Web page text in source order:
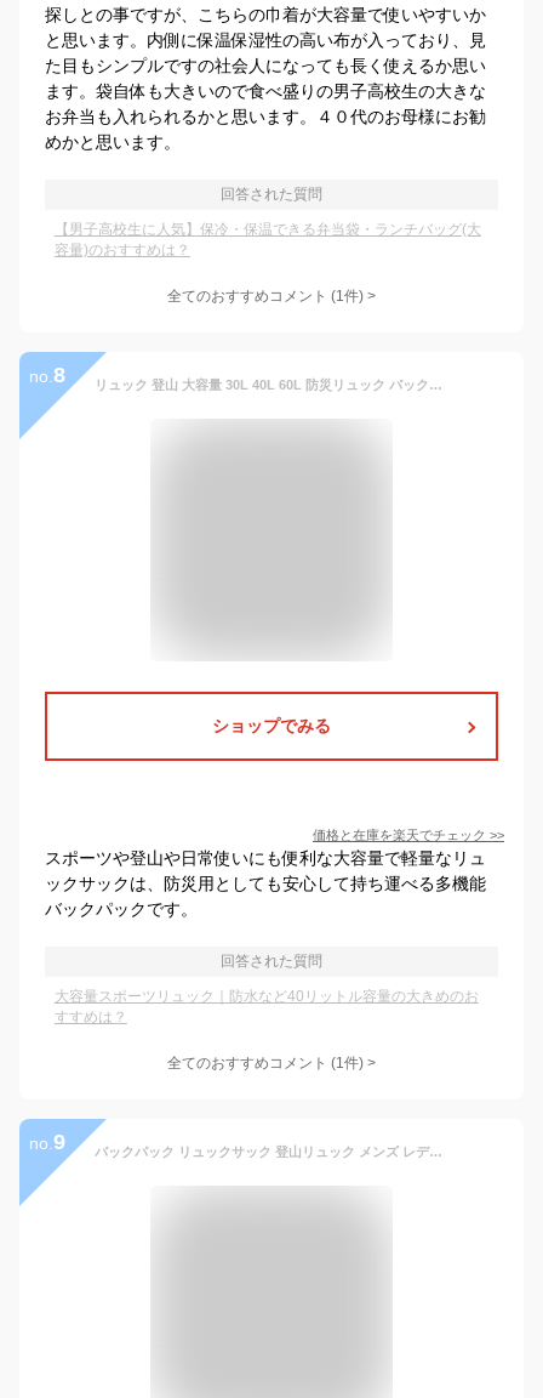
探しとの事ですが、こちらの巾着が大容量で使いやすいか
と思います。内側に保温保湿性の高い布が入っており、見
た目もシンプルですの社会人になっても長く使えるか思い
ます。袋自体も大きいので食べ盛りの男子高校生の大きな
お弁当も入れられるかと思います。４０代のお母様にお勧
めかと思います。
回答された質問
【男子高校生に人気】保冷・保温できる弁当袋・ランチバッグ(大
容量)のおすすめは？
全てのおすすめコメント (1件) >
no. 8 リュック 登山 大容量 30L 40L 60L 防災リュック バックパック リュックサック 軽量 防災 リュック ディバッグ メンズ レディース トレッキング キャンプ サック アウトドア 遠足 山登り スポーツ 旅行 秋 日帰り 釣り 撥水 多機能 バック 競輪 可調節長さリュック
ショップでみる
価格と在庫を楽天でチェック >>
スポーツや登山や日常使いにも便利な大容量で軽量なリュ
ックサックは、防災用としても安心して持ち運べる多機能
バックパックです。
回答された質問
大容量スポーツリュック｜防水など40リットル容量の大きめのお
すすめは？
全てのおすすめコメント (1件) >
no. 9 バックパック リュックサック 登山リュック メンズ レディース 50L 40L 大容量 3Way 防災 防水 アウトドア 鍵付き 盗難防止 遠足 旅行 通勤 通学 キャンプ ビジネス A4 スポーツ 防災バッグ リュック 旅行バッグ ティパック 山登り カバン 人気 多機能 父の日 鍵付きバッグ